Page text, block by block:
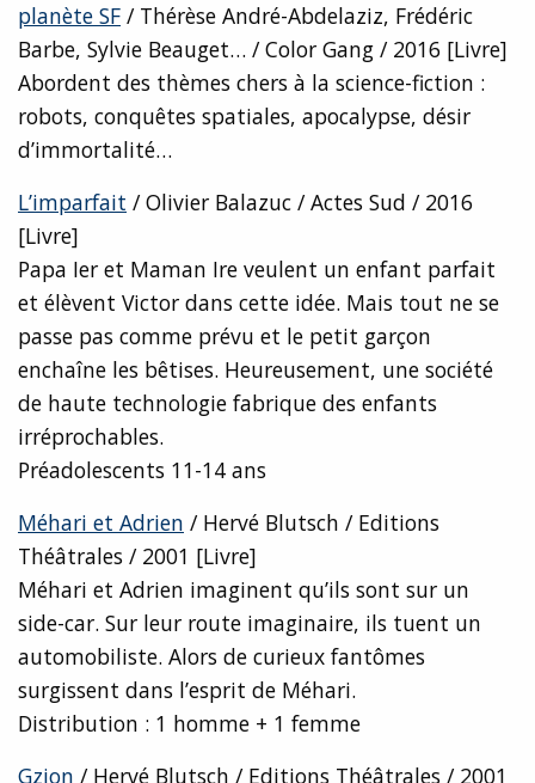
planète SF / Thérèse André-Abdelaziz, Frédéric
Barbe, Sylvie Beauget… / Color Gang / 2016 [Livre]
Abordent des thèmes chers à la science-fiction :
robots, conquêtes spatiales, apocalypse, désir
d’immortalité…
L’imparfait / Olivier Balazuc / Actes Sud / 2016
[Livre]
Papa Ier et Maman Ire veulent un enfant parfait
et élèvent Victor dans cette idée. Mais tout ne se
passe pas comme prévu et le petit garçon
enchaîne les bêtises. Heureusement, une société
de haute technologie fabrique des enfants
irréprochables.
Préadolescents 11-14 ans
Méhari et Adrien / Hervé Blutsch / Editions
Théâtrales / 2001 [Livre]
Méhari et Adrien imaginent qu’ils sont sur un
side-car. Sur leur route imaginaire, ils tuent un
automobiliste. Alors de curieux fantômes
surgissent dans l’esprit de Méhari.
Distribution : 1 homme + 1 femme
Gzion / Hervé Blutsch / Editions Théâtrales / 2001